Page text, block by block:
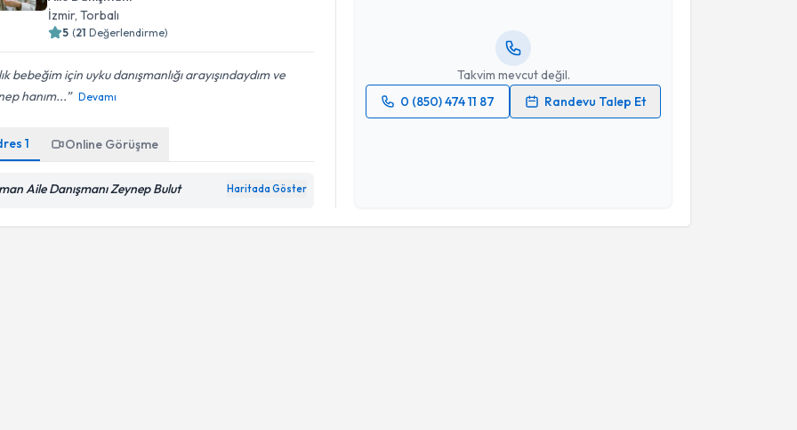
İzmir, Torbalı
5 (21 Değerlendirme)
bebeğim için uyku danışmanlığı arayışındaydım ve
hanım...
Devamı
1 Online Görüşme
Aile Danışmanı Zeynep Bulut Haritada Göster
Takvim mevcut değil.
0 (850) 474 11 87
Randevu Talep Et